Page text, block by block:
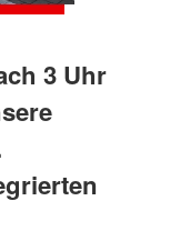
3 Uhr